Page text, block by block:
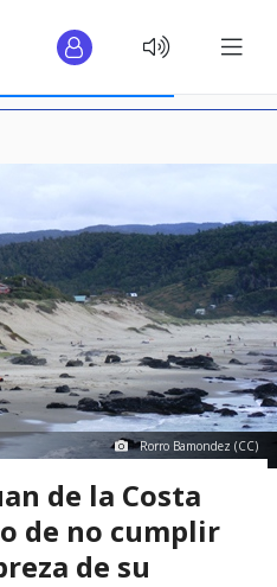
Rorro Bamondez (CC)
de la Costa
de no cumplir
de su